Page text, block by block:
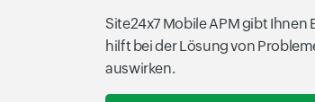
Site24x7 Mobile APM gibt
hilft bei der Lösung von
auswirken.